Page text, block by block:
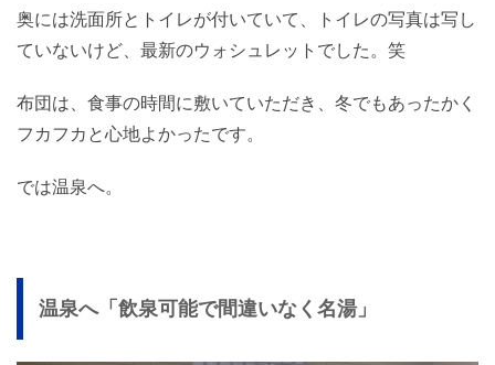
奥には洗面所とトイレが付いていて、トイレの写真は写し
ていないけど、最新のウォシュレットでした。笑
布団は、食事の時間に敷いていただき、冬でもあったかく
フカフカと心地よかったです。
では温泉へ。
温泉へ「飲泉可能で間違いなく名湯」